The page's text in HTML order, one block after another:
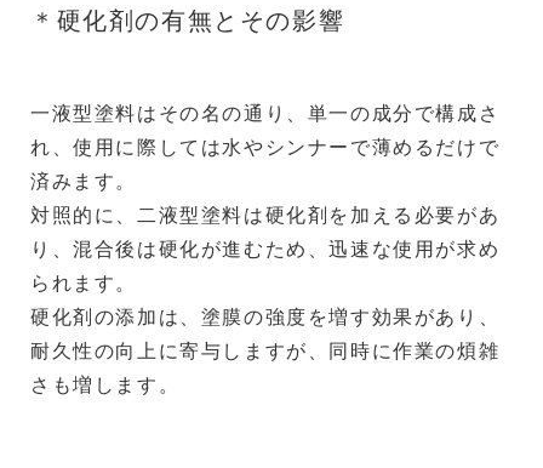
＊硬化剤の有無とその影響
一液型塗料はその名の通り、単一の成分で構成さ
れ、使用に際しては水やシンナーで薄めるだけで
済みます。
対照的に、二液型塗料は硬化剤を加える必要があ
り、混合後は硬化が進むため、迅速な使用が求め
られます。
硬化剤の添加は、塗膜の強度を増す効果があり、
耐久性の向上に寄与しますが、同時に作業の煩雑
さも増します。